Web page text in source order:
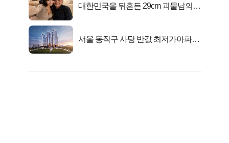
대한민국을 뒤흔든 29cm 괴물남의
서울 동작구 사당 반값 최저가아파트